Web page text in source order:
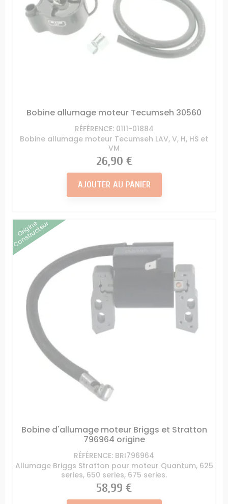
Bobine allumage moteur Tecumseh 30560
RÉFÉRENCE: 0111-01884
Bobine allumage moteur Tecumseh LAV, V, H, HS et
VM
Prix
26,90 €
AJOUTER AU PANIER
Origine
Constructeur
Bobine d'allumage moteur Briggs et Stratton
796964 origine
RÉFÉRENCE: BRI796964
Allumage Briggs Stratton pour moteur Quantum, 625
series, 650 series, 675 series.
Prix
58,99 €